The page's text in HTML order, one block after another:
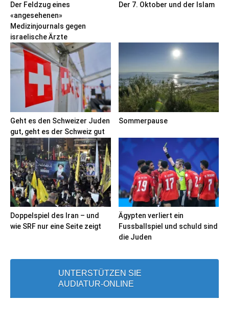
Der Feldzug eines
«angesehenen»
Medizinjournals gegen
israelische Ärzte
Der 7. Oktober und der Islam
Geht es den Schweizer Juden
gut, geht es der Schweiz gut
Sommerpause
Doppelspiel des Iran – und
wie SRF nur eine Seite zeigt
Ägypten verliert ein
Fussballspiel und schuld sind
die Juden
UNTERSTÜTZEN SIE
AUDIATUR-ONLINE